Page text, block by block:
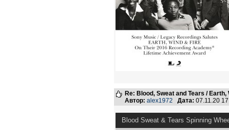
Re: Blood, Sweat and Tears / Earth,
Автор: alex1972 Дата: 07.11.20
Blood Sweat & Tears Spinning